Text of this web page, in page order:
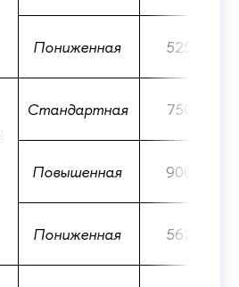
Пониженная 525
Стандартная 750
Повышенная 900
Пониженная 562